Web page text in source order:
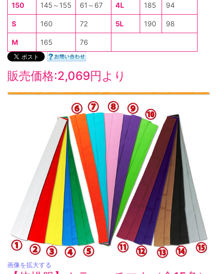
150 145～155 61～67 4L 185 94
S 160 72 5L 190 98
M 165 76
販売価格:2,069円より
画像を拡大する